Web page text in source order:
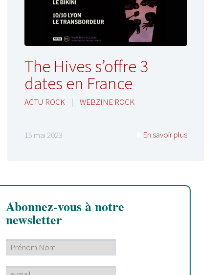
The Hives s’offre 3
dates en France
ACTU ROCK | WEBZINE ROCK
15 mai 2023 En savoir plus
Abonnez-vous à notre
newsletter